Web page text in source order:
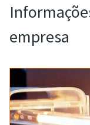
empresa